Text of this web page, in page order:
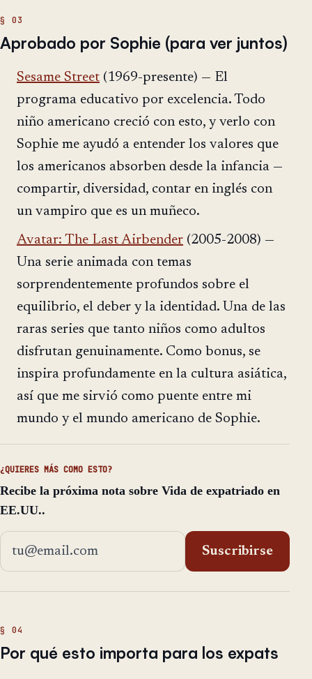
Aprobado por Sophie (para ver juntos)
Sesame Street (1969-presente) — El
programa educativo por excelencia. Todo
niño americano creció con esto, y verlo con
Sophie me ayudó a entender los valores que
los americanos absorben desde la infancia —
compartir, diversidad, contar en inglés con
un vampiro que es un muñeco.
Avatar: The Last Airbender (2005-2008) —
Una serie animada con temas
sorprendentemente profundos sobre el
equilibrio, el deber y la identidad. Una de las
raras series que tanto niños como adultos
disfrutan genuinamente. Como bonus, se
inspira profundamente en la cultura asiática,
así que me sirvió como puente entre mi
mundo y el mundo americano de Sophie.
¿QUIERES MÁS COMO ESTO?
Recibe la próxima nota sobre Vida de expatriado en
EE.UU..
Dirección de email
Suscribirse
Por qué esto importa para los expats